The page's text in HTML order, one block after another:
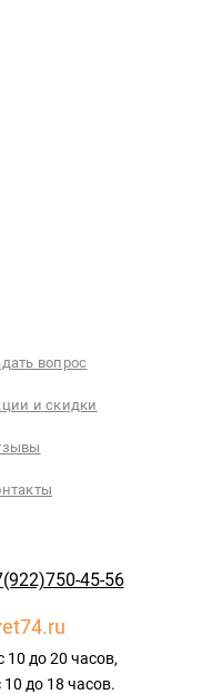
вопрос
и скидки
45-56
10 до 20 часов,
10 до 18 часов.